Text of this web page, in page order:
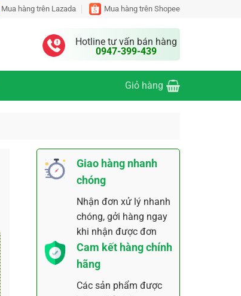
Mua hàng trên Lazada Mua hàng trên Shopee
Hotline tư vấn bán hàng
0947-399-439
Giỏ hàng
Giao hàng nhanh
chóng
Nhận đơn xử lý nhanh
chóng, gởi hàng ngay
khi nhận được đơn
Cam kết hàng chính
hãng
Các sản phẩm được